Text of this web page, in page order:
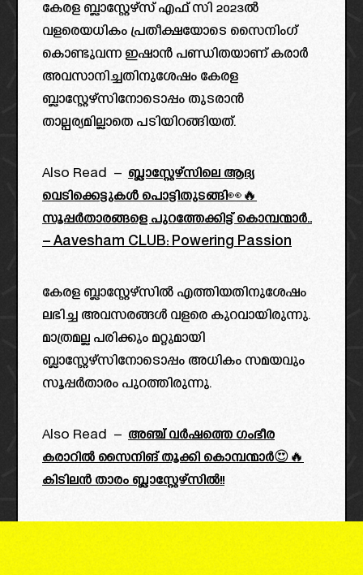
കേരള ബ്ലാസ്റ്റേഴ്സ് എഫ് സി 2023ൽ
വളരെയധികം പ്രതീക്ഷയോടെ സൈനിംഗ്
കൊണ്ടുവന്ന ഇഷാൻ പണ്ഡിതയാണ് കരാർ
അവസാനിച്ചതിനുശേഷം കേരള
ബ്ലാസ്റ്റേഴ്സിനോടൊപ്പം തുടരാൻ
താല്പര്യമില്ലാതെ പടിയിറങ്ങിയത്.
Also Read – ബ്ലാസ്റ്റേഴ്സിലെ ആദ്യ
വെടിക്കെട്ടുകൾ പൊട്ടിതുടങ്ങി👀🔥
സൂപ്പർതാരങ്ങളെ പുറത്തേക്കിട്ട് കൊമ്പന്മാർ..
– Aavesham CLUB: Powering Passion
കേരള ബ്ലാസ്റ്റേഴ്സിൽ എത്തിയതിനുശേഷം
ലഭിച്ച അവസരങ്ങൾ വളരെ കുറവായിരുന്നു.
മാത്രമല്ല പരിക്കും മറ്റുമായി
ബ്ലാസ്റ്റേഴ്സിനോടൊപ്പം അധികം സമയവും
സൂപ്പർതാരം പുറത്തിരുന്നു.
Also Read – അഞ്ച് വർഷത്തെ ഗംഭീര
കരാറിൽ സൈനിങ് തൂക്കി കൊമ്പന്മാർ😍🔥
കിടിലൻ താരം ബ്ലാസ്റ്റേഴ്സിൽ!!